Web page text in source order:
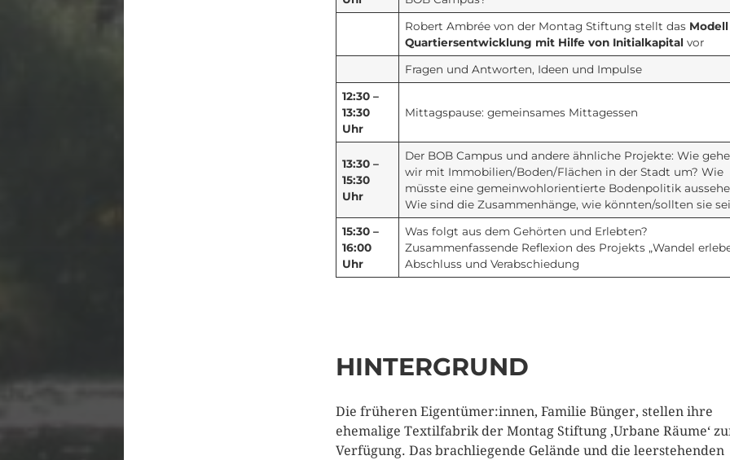
Robert Ambrée von der Montag Stiftung stellt das
Quartiersentwicklung mit Hilfe von Initialkapital vor
Fragen und Antworten, Ideen und Impulse
12:30 –
13:30
Uhr
Mittagspause: gemeinsames Mittagessen
13:30 –
15:30
Uhr
Der BOB Campus und andere ähnliche Projekte: Wie
wir mit Immobilien/Boden/Flächen in der Stadt um? Wie
müsste eine gemeinwohlorientierte Bodenpolitik
Wie sind die Zusammenhänge, wie könnten/sollten sie
15:30 –
16:00
Uhr
Was folgt aus dem Gehörten und Erlebten?
Zusammenfassende Reflexion des Projekts „Wandel
Abschluss und Verabschiedung
HINTERGRUND
Die früheren Eigentümer:innen, Familie Bünger, stellen ihre
ehemalige Textilfabrik der Montag Stiftung ‚Urbane Räume‘
Verfügung. Das brachliegende Gelände und die leerstehenden